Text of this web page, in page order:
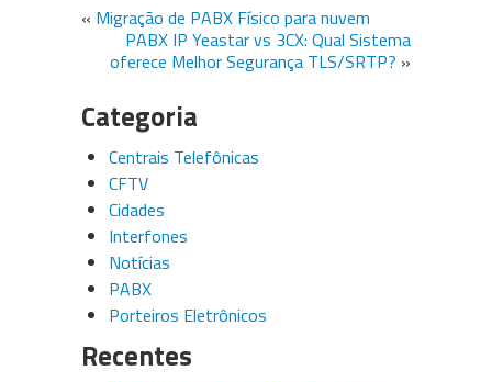
« Migração de PABX Físico para nuvem
PABX IP Yeastar vs 3CX: Qual Sistema
oferece Melhor Segurança TLS/SRTP? »
Categoria
Centrais Telefônicas
CFTV
Cidades
Interfones
Notícias
PABX
Porteiros Eletrônicos
Recentes